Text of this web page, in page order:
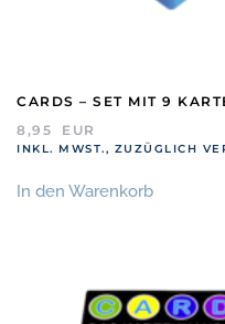
CARDS – SET MIT 9
8,95
EUR
INKL. MWST., ZUZÜGLICH
In den Warenkorb